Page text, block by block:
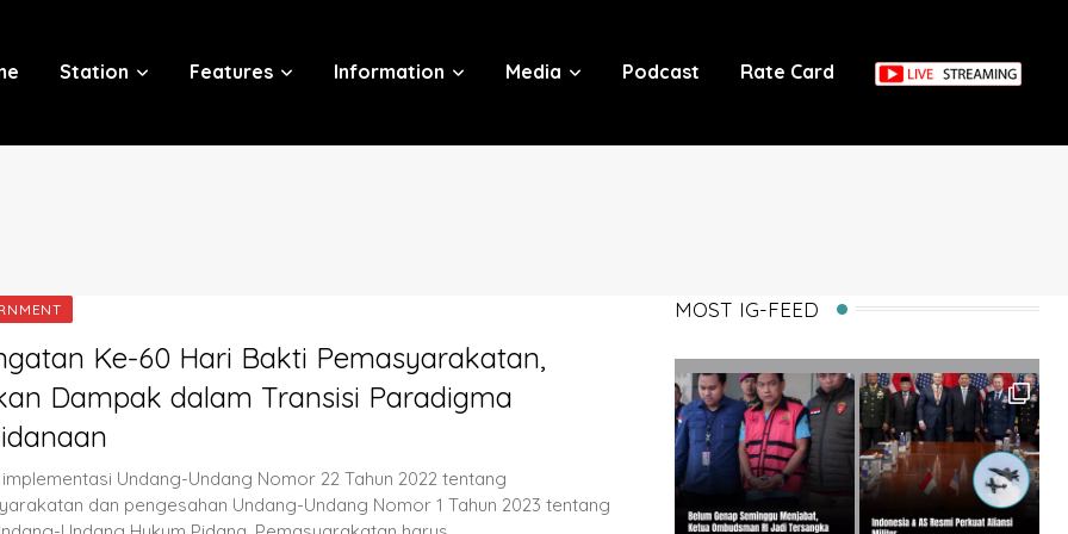
Station Features Information Media Podcast Rate Card
Ke-60 Hari Bakti Pemasyarakatan,
Dampak dalam Transisi Paradigma
implementasi Undang-Undang Nomor 22 Tahun 2022 tentang
dan pengesahan Undang-Undang Nomor 1 Tahun 2023 tentang
MOST IG-FEED